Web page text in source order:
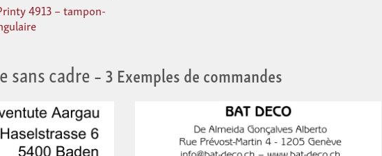
4913 – tampon-
sans cadre– 3 Exemples de commandes